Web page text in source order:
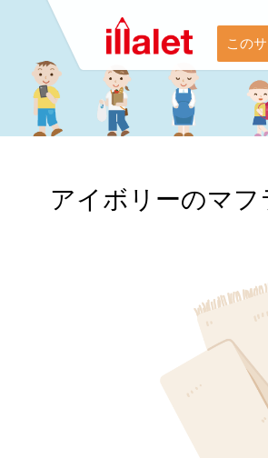
この
アイボリーのマフ